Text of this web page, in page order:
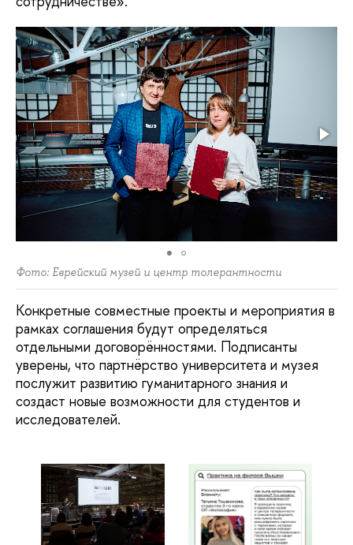
Фото: Еврейский музей и центр толерантности
Конкретные совместные проекты и мероприятия в
рамках соглашения будут определяться
отдельными договорённостями. Подписанты
уверены, что партнёрство университета и музея
послужит развитию гуманитарного знания и
создаст новые возможности для студентов и
исследователей.